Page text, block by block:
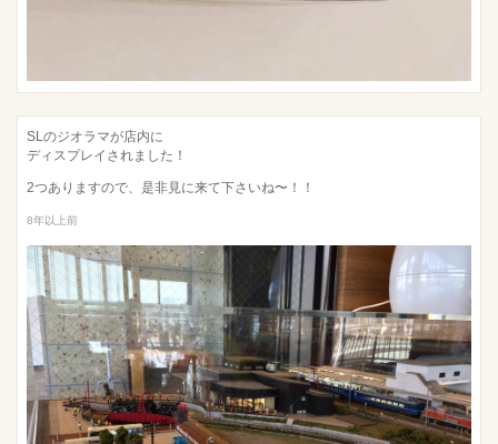
SLのジオラマが店内に
ディスプレイされました！
2つありますので、是非見に来て下さいね〜！！
8年以上前